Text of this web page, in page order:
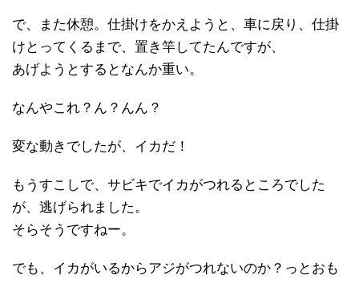
で、また休憩。仕掛けをかえようと、車に戻り、仕掛
けとってくるまで、置き竿してたんですが、
あげようとするとなんか重い。
なんやこれ？ん？んん？
変な動きでしたが、イカだ！
もうすこしで、サビキでイカがつれるところでした
が、逃げられました。
そらそうですねー。
でも、イカがいるからアジがつれないのか？っとおも